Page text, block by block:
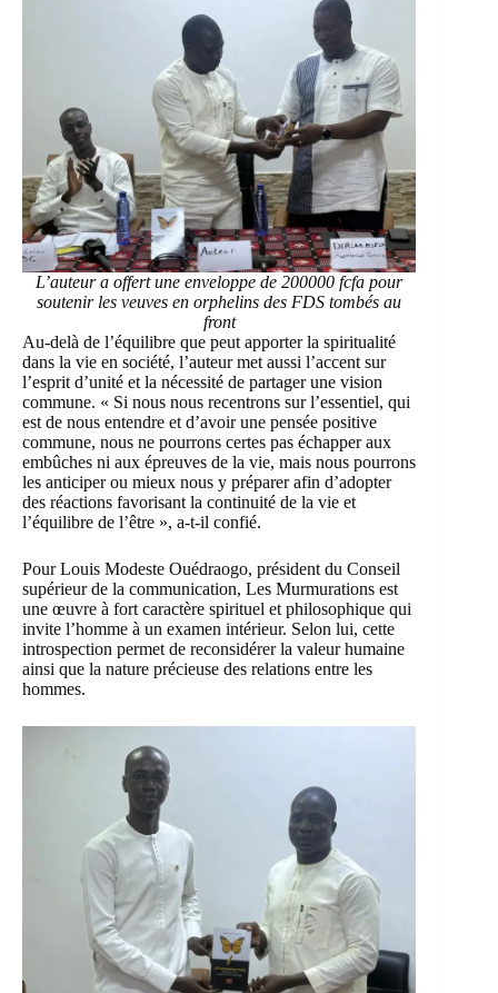
L’auteur a offert une enveloppe de 200000 fcfa pour
soutenir les veuves en orphelins des FDS tombés au
front
Au-delà de l’équilibre que peut apporter la spiritualité
dans la vie en société, l’auteur met aussi l’accent sur
l’esprit d’unité et la nécessité de partager une vision
commune. « Si nous nous recentrons sur l’essentiel, qui
est de nous entendre et d’avoir une pensée positive
commune, nous ne pourrons certes pas échapper aux
embûches ni aux épreuves de la vie, mais nous pourrons
les anticiper ou mieux nous y préparer afin d’adopter
des réactions favorisant la continuité de la vie et
l’équilibre de l’être », a-t-il confié.
Pour Louis Modeste Ouédraogo, président du Conseil
supérieur de la communication, Les Murmurations est
une œuvre à fort caractère spirituel et philosophique qui
invite l’homme à un examen intérieur. Selon lui, cette
introspection permet de reconsidérer la valeur humaine
ainsi que la nature précieuse des relations entre les
hommes.